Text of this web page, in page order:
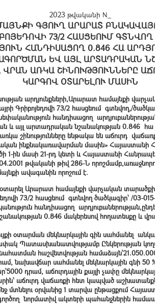
2023 թվականի N_
ԳՅՈՒՂ ԱՐԱՐԱՏ
73/2 ՀԱՍՑԵՈՒՄ ԳՏՆՎՈՂ
ՀԱՆԴԻՍԱՑՈՂ 0.846 ՀԱ
ԵՎ ԱՅԼ ԱՐՏԱԴՐԱԿԱՆ
ԱՌԿԱ ՇԻՆՈՒԹՅՈՒՆՆԵՐԸ
ԿԱՐԳՈՎ ՕՏԱՐԵԼՈՒ ՄԱՍԻՆ
արդյունքների,Արարատ համայնքի
Գրիբոյեդովի 73/2 հասցեում գտնվող,/
հանդիսացող արդյուբաներության
և այլ արտադրական նշանակության 0.846 հա
շինությունները ենթակա են աճուրդ
ինքնակառավարման մասին» Հայաստանի
1-ին մասի 21-րդ կետի և Հայաստանի
թվականի թիվ 286-Ն
ավագանին որոշում է.
օտարել Արարատ համայնքի վարչական տարածքի
73/2 հասցեում գտնվող ծածկագիր՝ /03-015-
հանդիսացող
0.846 մակերեսով հողատեսքը և
օտարման մեկնարկային գին սահմանել
Պատասխանատվությամբ Ընկերության
հաշվետվության համաձայն՝21.050.000/
նախավճար սահմանել մեկնարկային գնի 50
դրամ, աճուրդային քայլի չափը
աճուրդ վաճառքի հետ կապված
մեջ մտնելու օրվանից 1 տարվա ընթացքում
նորմատիվ ակտերի պահանջներին